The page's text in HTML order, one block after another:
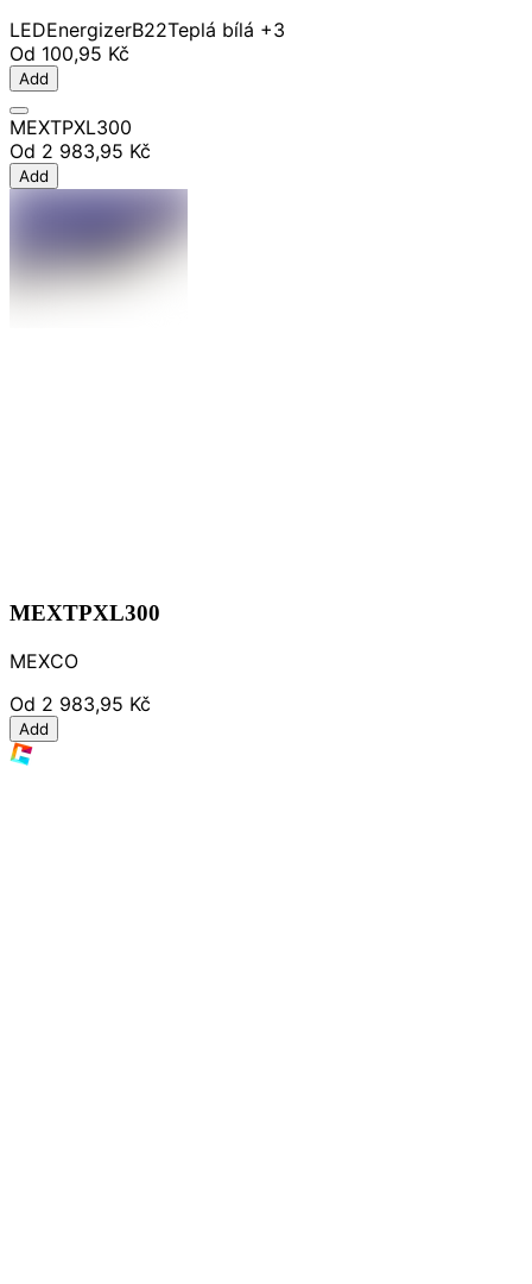
LEDEnergizerB22Teplá bílá +3
Od 100,95 Kč
Add
MEXTPXL300
Od 2 983,95 Kč
Add
MEXTPXL300
MEXCO
Od 2 983,95 Kč
Add